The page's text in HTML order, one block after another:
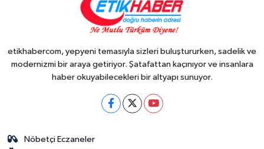
etikhabercom, yepyeni temasıyla sizleri buluştururken, sadelik ve
modernizmi bir araya getiriyor. Şatafattan kaçınıyor ve insanlara
haber okuyabilecekleri bir altyapı sunuyor.
Nöbetçi Eczaneler